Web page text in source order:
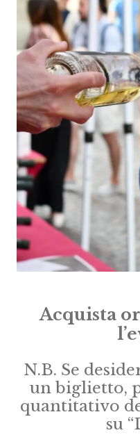
Acquista
N.B. Se
un biglietto,
quantitativo
su